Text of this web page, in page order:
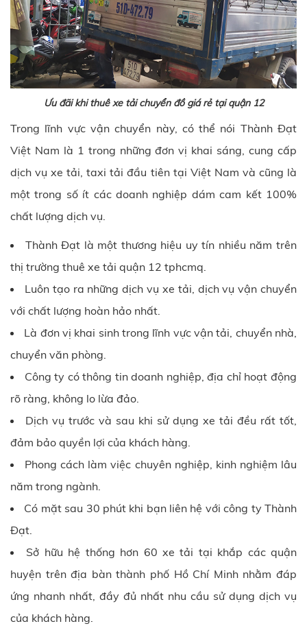
Ưu đãi khi thuê xe tải chuyển đồ giá rẻ tại quận 12
Trong lĩnh vực vận chuyển này, có thể nói Thành Đạt
Việt Nam là 1 trong những đơn vị khai sáng, cung cấp
dịch vụ xe tải, taxi tải đầu tiên tại Việt Nam và cũng là
một trong số ít các doanh nghiệp dám cam kết 100%
chất lượng dịch vụ.
Thành Đạt là một thương hiệu uy tín nhiều năm trên
thị trường thuê xe tải quận 12 tphcmq.
Luôn tạo ra những dịch vụ xe tải, dịch vụ vận chuyển
với chất lượng hoàn hảo nhất.
Là đơn vị khai sinh trong lĩnh vực vận tải, chuyển nhà,
chuyển văn phòng.
Công ty có thông tin doanh nghiệp, địa chỉ hoạt động
rõ ràng, không lo lừa đảo.
Dịch vụ trước và sau khi sử dụng xe tải đều rất tốt,
đảm bảo quyền lợi của khách hàng.
Phong cách làm việc chuyên nghiệp, kinh nghiệm lâu
năm trong ngành.
Có mặt sau 30 phút khi bạn liên hệ với công tyThành
Đạt.
Sở hữu hệ thống hơn 60 xe tải tại khắp các quận
huyện trên địa bàn thành phố Hồ Chí Minh nhằm đáp
ứng nhanh nhất, đầy đủ nhất nhu cầu sử dụng dịch vụ
của khách hàng.